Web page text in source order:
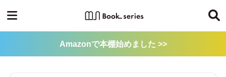
Amazonで本棚始めました >>